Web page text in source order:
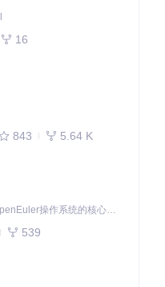
16
843 5.64 K
openEuler内核是openEuler操作系统的核心，既是系统性能与稳定性的基石，也是连接处理器、设备与服务的桥梁。
539